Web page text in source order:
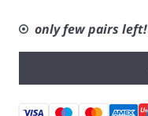
only few pairs left!